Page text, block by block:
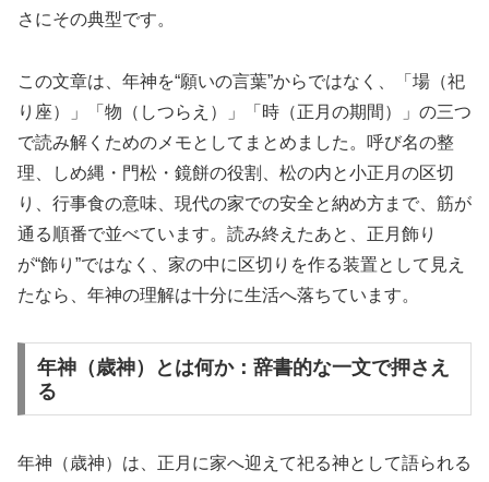
さにその典型です。
この文章は、年神を“願いの言葉”からではなく、「場（祀
り座）」「物（しつらえ）」「時（正月の期間）」の三つ
で読み解くためのメモとしてまとめました。呼び名の整
理、しめ縄・門松・鏡餅の役割、松の内と小正月の区切
り、行事食の意味、現代の家での安全と納め方まで、筋が
通る順番で並べています。読み終えたあと、正月飾り
が“飾り”ではなく、家の中に区切りを作る装置として見え
たなら、年神の理解は十分に生活へ落ちています。
年神（歳神）とは何か：辞書的な一文で押さえ
る
年神（歳神）は、正月に家へ迎えて祀る神として語られる